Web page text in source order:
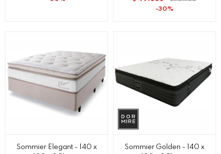
30
Sommier Elegant - 140 x
Sommier Golden - 140 x